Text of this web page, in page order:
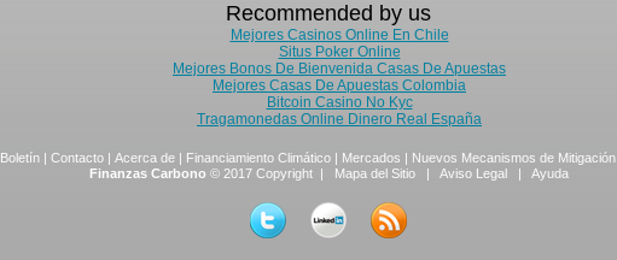
Recommended by us
Mejores Casinos Online En Chile
Situs Poker Online
Mejores Bonos De Bienvenida Casas De Apuestas
Mejores Casas De Apuestas Colombia
Bitcoin Casino No Kyc
Tragamonedas Online Dinero Real España
Boletín | Contacto | Acerca de | Financiamiento Climático | Mercados | Nuevos Mecanismos de Mitigación
Finanzas Carbono © 2017 Copyright | Mapa del Sitio| Aviso Legal| Ayuda